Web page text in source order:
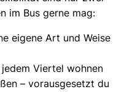
im Bus gerne mag:
eigene Art und Weise
Viertel wohnen
– vorausgesetzt du